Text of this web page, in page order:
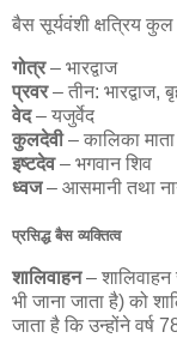
बैस सूर्यवंशी क्षत्रिय कुल
गोत्र– भारद्वाज
प्रवर– तीन: भारद्वाज,
वेद– यजुर्वेद
कुलदेवी– कालिका माता
इष्टदेव– भगवान शिव
ध्वज– आसमानी तथा
प्रसिद्ध बैस व्यक्तित्व
शालिवाहन– शालिवाहन
भी जाना जाता है) को
जाता है कि उन्होंने वर्ष